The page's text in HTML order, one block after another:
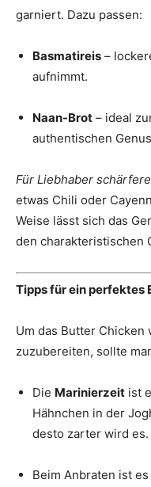
garniert. Dazu passen:
Basmatireis –
aufnimmt.
Naan-Brot – ideal
authentischen
Für Liebhaber
etwas Chili oder
Weise lässt sich das
den charakteristischen
Tipps für ein perfektes
Um das Butter
zuzubereiten, sollte
Die Marinierzeit ist
Hähnchen in der
desto zarter wird es.
Beim Anbraten ist